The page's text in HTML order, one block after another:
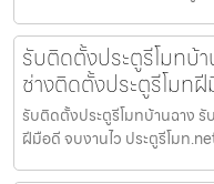
รับติดตั้งประตูรีโมทบ้
ช่างติดตั้งประตูรีโมท
รับติดตั้งประตูรีโมทบ้านฉาง
ฝีมือดี จบงานไว ประตูรีโมท